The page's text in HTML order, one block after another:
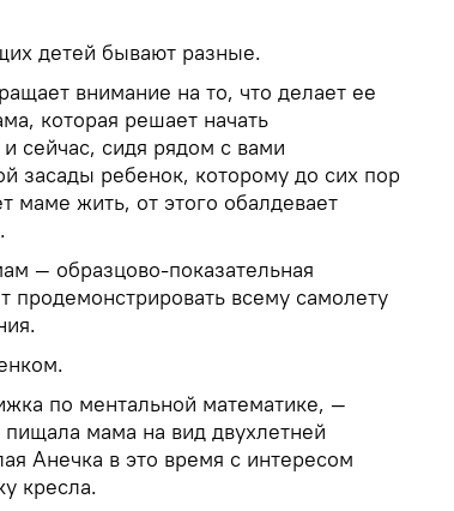
детей бывают разные.
внимание на то, что делает ее
которая решает начать
сейчас, сидя рядом с вами
засады ребенок, которому до сих пор
маме жить, от этого обалдевает
— образцово-показательная
продемонстрировать всему самолету
по ментальной математике, —
мама на вид двухлетней
Анечка в это время с интересом
кресла.